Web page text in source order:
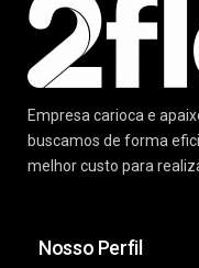
Empresa carioca e
buscamos de forma
melhor custo para
Nosso Perfil